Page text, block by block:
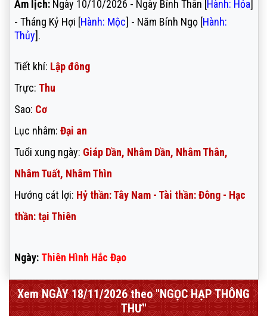
Âm lịch: Ngày 10/10/2026 - Ngày Bính Thân [ Hành: Hỏa
- Tháng Kỷ Hợi [Hành: Mộc] - Năm Bính Ngọ [Hành:
Thủy].
Tiết khí: Lập đông
Trực: Thu
Sao: Cơ
Lục nhâm: Đại an
Tuổi xung ngày: Giáp Dần, Nhâm Dần, Nhâm Thân,
Nhâm Tuất, Nhâm Thìn
Hướng cát lợi: Hỷ thần: Tây Nam - Tài thần: Đông - Hạc
thần: tại Thiên
Ngày: Thiên Hình Hắc Đạo
Xem NGÀY 18/11/2026 theo "NGỌC HẠP THÔNG
THƯ"